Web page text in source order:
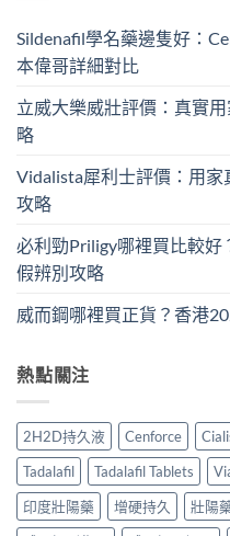
Sildenafil學名藥邊隻好：
本偉哥詳細對比
立威大樂威壯評價：真實
略
Vidalista犀利士評價：用
攻略
必利勁Priligy哪裡買比較
假辨別攻略
威而鋼哪裡買正貨？香港
熱點關注
2H2D持久液 Cenforce
Tadalafil
Tadalafil Tablets
印度壯陽藥
增硬持久 壯陽